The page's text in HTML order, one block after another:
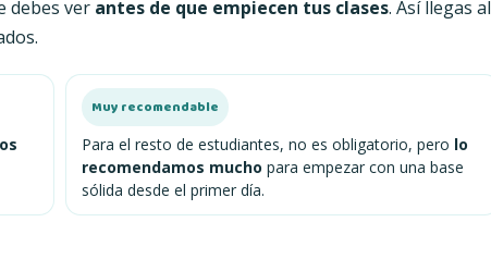
debes ver antes de que empiecen tus clases. Así llegas al
Muy recomendable
Para el resto de estudiantes, no es obligatorio, pero lo
recomendamos mucho para empezar con una base
sólida desde el primer día.